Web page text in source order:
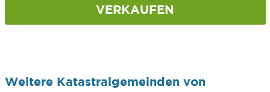
VERKAUFEN
Weitere Katastralgemeinden von